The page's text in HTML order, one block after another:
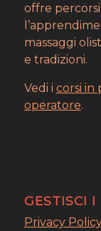
offre
massaggi
e tradizioni.
Vedi i corsi in
operatore.
GESTISCI I
Privacy